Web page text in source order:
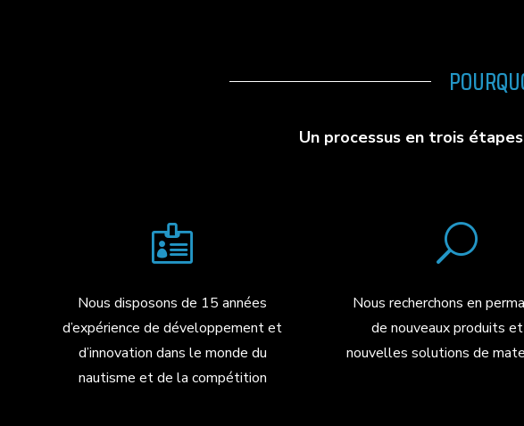
Un processus en trois

Nous disposons de 15 années
d’expérience de développement et
d’innovation dans le monde du
nautisme et de la compétition
U
Nous recherchons en
de nouveaux produits
nouvelles solutions de